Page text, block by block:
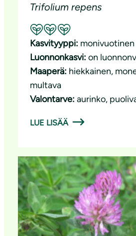
Trifolium repens
Suositeltavuus:
Kasvityyppi: monivuotinen
Luonnonkasvi: on
Maaperä: hiekkainen,
multava
Valontarve: aurinko,
LUE LISÄÄ